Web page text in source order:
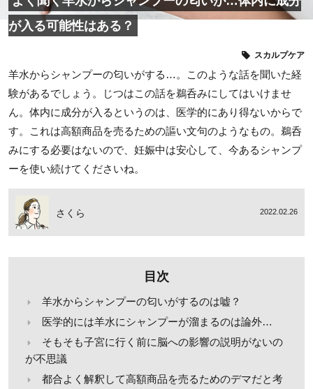
が入る可能性はある？
スカルプケア
羊水からシャンプーの匂いがする…。このような話を聞いた経
験があるでしょう。じつはこの話を鵜呑みにしてはいけませ
ん。体内に成分が入るというのは、医学的にあり得ないからで
す。これは高額商品を売るための謳い文句のようなもの。鵜呑
みにする必要はないので、妊娠中は安心して、今あるシャンプ
ーを使い続けてくださいね。
さくら 2022.02.26
目次
羊水からシャンプーの匂いがするのは嘘？
医学的には羊水にシャンプーが溜まるのは論外…
そもそも子宮に行く前に脳への影響の説明がないの
が不思議
都合よく解釈して高額商品を売るためのデマだと考